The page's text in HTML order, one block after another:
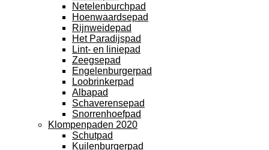
Netelenburchpad
Hoenwaardsepad
Rijnweidepad
Het Paradijspad
Lint- en liniepad
Zeegsepad
Engelenburgerpad
Loobrinkerpad
Albapad
Schaverensepad
Snorrenhoefpad
Klompenpaden 2020
Schutpad
Kuilenburgerpad